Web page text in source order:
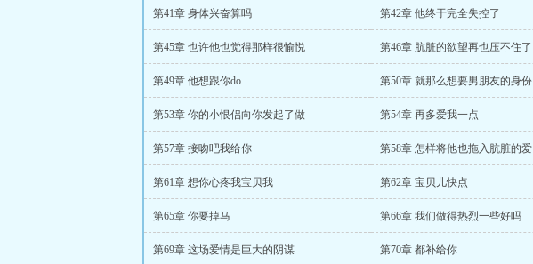
第41章 身体兴奋算吗 第42章 他终于完全失控了
第45章 也许他也觉得那样很愉悦 第46章 肮脏的欲望再也压不住了
第49章 他想跟你do 第50章 就那么想要男朋友的身份
第53章 你的小恨侣向你发起了做 第54章 再多爱我一点
第57章 接吻吧我给你 第58章 怎样将他也拖入肮脏的爱
第61章 想你心疼我宝贝我 第62章 宝贝儿快点
第65章 你要掉马 第66章 我们做得热烈一些好吗
第69章 这场爱情是巨大的阴谋 第70章 都补给你